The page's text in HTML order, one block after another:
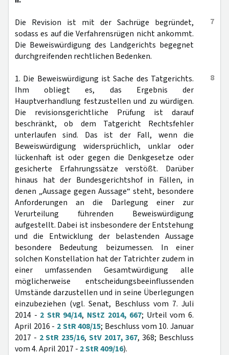
7
Die Revision ist mit der Sachrüge begründet,
sodass es auf die Verfahrensrügen nicht ankommt.
Die Beweiswürdigung des Landgerichts begegnet
durchgreifenden rechtlichen Bedenken.
8
1. Die Beweiswürdigung ist Sache des Tatgerichts.
Ihm obliegt es, das Ergebnis der
Hauptverhandlung festzustellen und zu würdigen.
Die revisionsgerichtliche Prüfung ist darauf
beschränkt, ob dem Tatgericht Rechtsfehler
unterlaufen sind. Das ist der Fall, wenn die
Beweiswürdigung widersprüchlich, unklar oder
lückenhaft ist oder gegen die Denkgesetze oder
gesicherte Erfahrungssätze verstößt. Darüber
hinaus hat der Bundesgerichtshof in Fällen, in
denen „Aussage gegen Aussage“ steht, besondere
Anforderungen an die Darlegung einer zur
Verurteilung führenden Beweiswürdigung
aufgestellt. Dabei ist insbesondere der Entstehung
und die Entwicklung der belastenden Aussage
besondere Bedeutung beizumessen. In einer
solchen Konstellation hat der Tatrichter zudem in
einer umfassenden Gesamtwürdigung alle
möglicherweise entscheidungsbeeinflussenden
Umstände darzustellen und in seine Überlegungen
einzubeziehen (vgl. Senat, Beschluss vom 7. Juli
2014 - 2 StR 94/14, NStZ 2014, 667; Urteil vom 6.
April 2016 - 2 StR 408/15; Beschluss vom 10. Januar
2017 - 2 StR 235/16, StV 2017, 367, 368; Beschluss
vom 4. April 2017 - 2 StR 409/16).